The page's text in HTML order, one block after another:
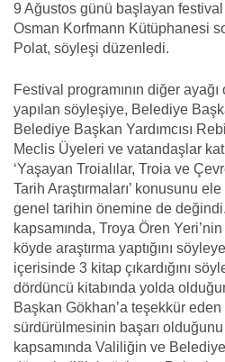
9 Ağustos günü başlayan festival
Osman Korfmann Kütüphanesi
Polat, söyleşi düzenledi.
Festival programının diğer
yapılan söyleşiye, Belediye
Belediye Başkan Yardımcısı
Meclis Üyeleri ve vatandaşlar
‘Yaşayan Troialılar, Troia ve
Tarih Araştırmaları’ konusunu
genel tarihin önemine de değindi.
kapsamında, Troya Ören
köyde araştırma yaptığını
içerisinde 3 kitap çıkardığını
dördüncü kitabında yolda
Başkan Gökhan’a teşekkür
sürdürülmesinin başarı olduğunu
kapsamında Valiliğin ve